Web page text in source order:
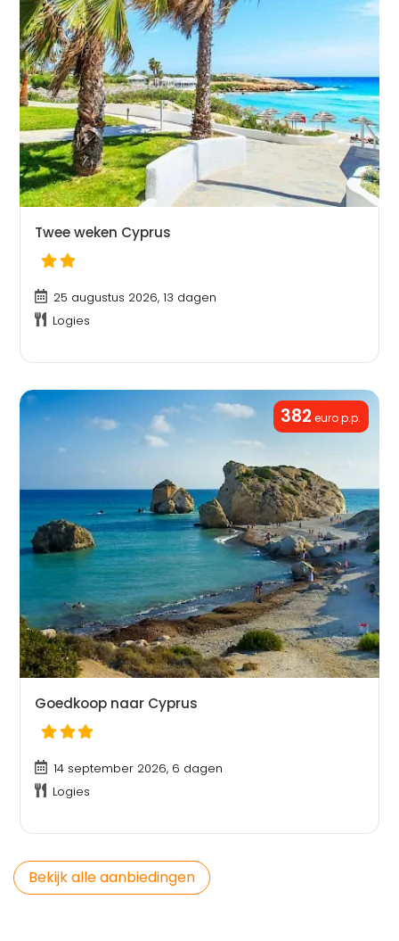
Twee weken Cyprus
25 augustus 2026, 13 dagen
Logies
382 euro p.p.
Goedkoop naar Cyprus
14 september 2026, 6 dagen
Logies
Bekijk alle aanbiedingen